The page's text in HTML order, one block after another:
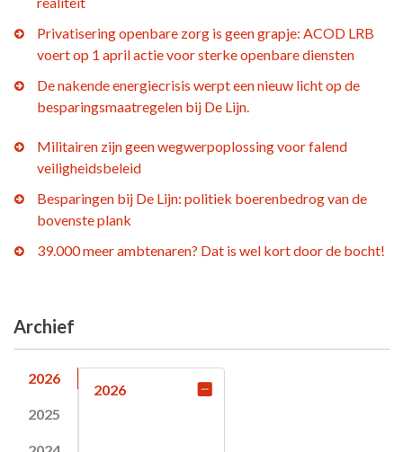
Privatisering openbare zorg is geen grapje: ACOD LRB
voert op 1 april actie voor sterke openbare diensten
De nakende energiecrisis werpt een nieuw licht op de
besparingsmaatregelen bij De Lijn.
Militairen zijn geen wegwerpoplossing voor falend
veiligheidsbeleid
Besparingen bij De Lijn: politiek boerenbedrog van de
bovenste plank
39.000 meer ambtenaren? Dat is wel kort door de bocht!
Archief
2026
2025
2026